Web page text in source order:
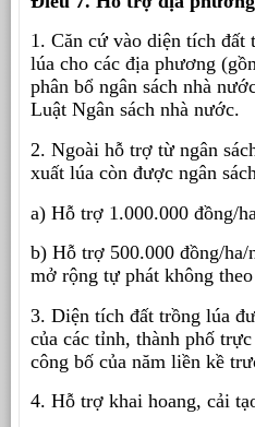
1. Căn cứ vào diện tích đất
lúa cho các địa phương
phân bổ ngân sách nhà
Luật Ngân sách nhà nước.
2. Ngoài hỗ trợ từ ngân
xuất lúa còn được ngân
a) Hỗ trợ 1.000.000 đồng/
b) Hỗ trợ 500.000 đồng/
mở rộng tự phát không
3. Diện tích đất trồng lúa
của các tỉnh, thành phố
công bố của năm liền kề
4. Hỗ trợ khai hoang, cải